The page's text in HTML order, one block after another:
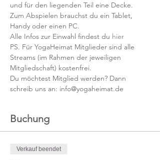
und für den liegenden Teil eine Decke.
Zum Abspielen brauchst du ein Tablet,
Handy oder einen PC.
Alle Infos zur Einwahl findest du hier
PS. Für YogaHeimat Mitglieder sind alle
Streams (im Rahmen der jeweiligen
Mitgliedschaft) kostenfrei.
Du möchtest Mitglied werden? Dann
schreib uns an: info@yogaheimat.de
Buchung
Verkauf beendet